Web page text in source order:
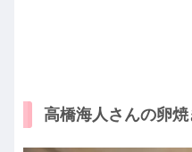
高橋海人さんの卵